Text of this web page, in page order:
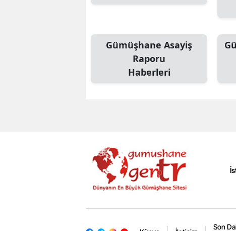
Gümüşhane Asayiş
Raporu
Haberleri
Son